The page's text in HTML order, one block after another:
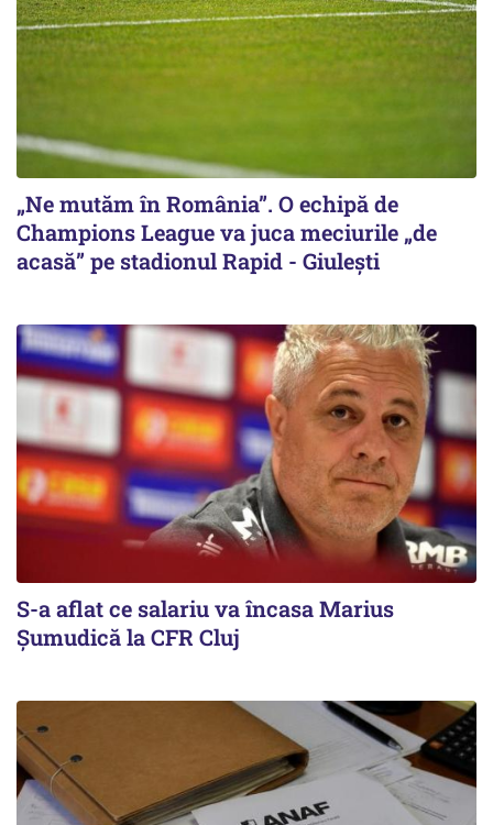
„Ne mutăm în România”. O echipă de
Champions League va juca meciurile „de
acasă” pe stadionul Rapid - Giulești
S-a aflat ce salariu va încasa Marius
Șumudică la CFR Cluj